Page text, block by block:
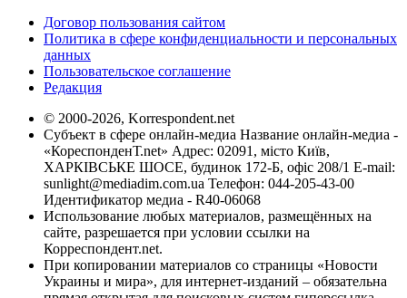
Договор пользования сайтом
Политика в сфере конфиденциальности и персональных
данных
Пользовательское соглашение
Редакция
© 2000-2026, Korrespondent.net
Субъект в сфере онлайн-медиа Название онлайн-медиа -
«КореспонденТ.net» Адрес: 02091, місто Київ,
ХАРКІВСЬКЕ ШОСЕ, будинок 172-Б, офіс 208/1 E-mail:
sunlight@mediadim.com.ua Телефон: 044-205-43-00
Идентификатор медиа - R40-06068
Использование любых материалов, размещённых на
сайте, разрешается при условии ссылки на
Корреспондент.net.
При копировании материалов со страницы «Новости
Украины и мира», для интернет-изданий – обязательна